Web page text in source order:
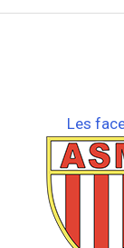
Les